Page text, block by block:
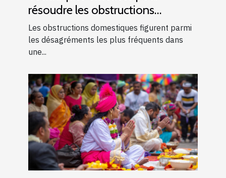
résoudre les obstructions
domestiques courantes
Les obstructions domestiques figurent parmi
les désagréments les plus fréquents dans
une...